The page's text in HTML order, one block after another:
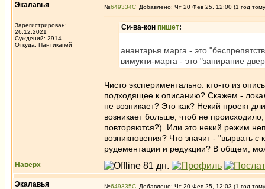
Экалавья
Зарегистрирован:
26.12.2021
Суждений: 2914
Откуда: Пантикапей
№649334 Добавлено: Чт 20 Фев 25, 12:00 (1 год
Си-ва-кон пишет:
анантарья марга - это
вимукти-марга - это "запирание
Чисто экспериментально: кто-то из
подходящее к описанию? Скажем -
не возникает? Это как? Некий проект
возникает больше, чтоб не
повторяются?). Или это некий режим
возникновения? Что значит - "вырвать
рудементации и редукции? В общем,
Наверх
Экалавья №649335 Добавлено: Чт 20 Фев 25, 12:03 (1 год